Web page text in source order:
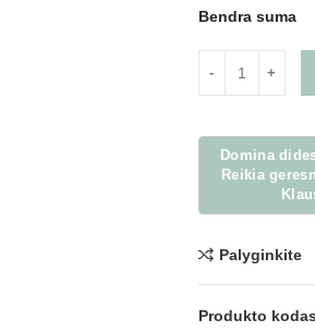
Bendra suma
Palyginkite
Produkto